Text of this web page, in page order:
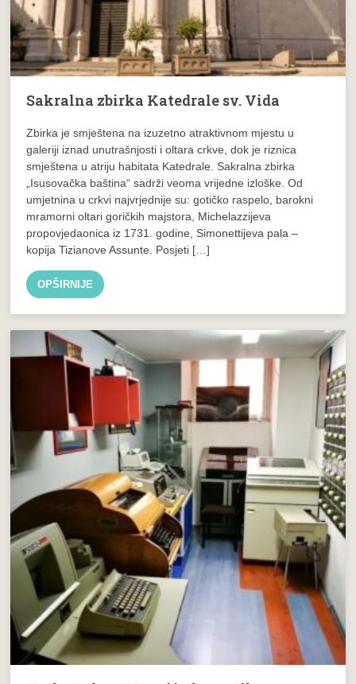
Sakralna zbirka Katedrale sv. Vida
Zbirka je smještena na izuzetno atraktivnom mjestu u
galeriji iznad unutrašnjosti i oltara crkve, dok je riznica
smještena u atriju habitata Katedrale. Sakralna zbirka
„Isusovačka baština“ sadrži veoma vrijedne izloške. Od
umjetnina u crkvi najvrjednije su: gotičko raspelo, barokni
mramorni oltari goričkih majstora, Michelazzijeva
propovjedaonica iz 1731. godine, Simonettijeva pala –
kopija Tizianove Assunte. Posjeti […]
OPŠIRNIJE